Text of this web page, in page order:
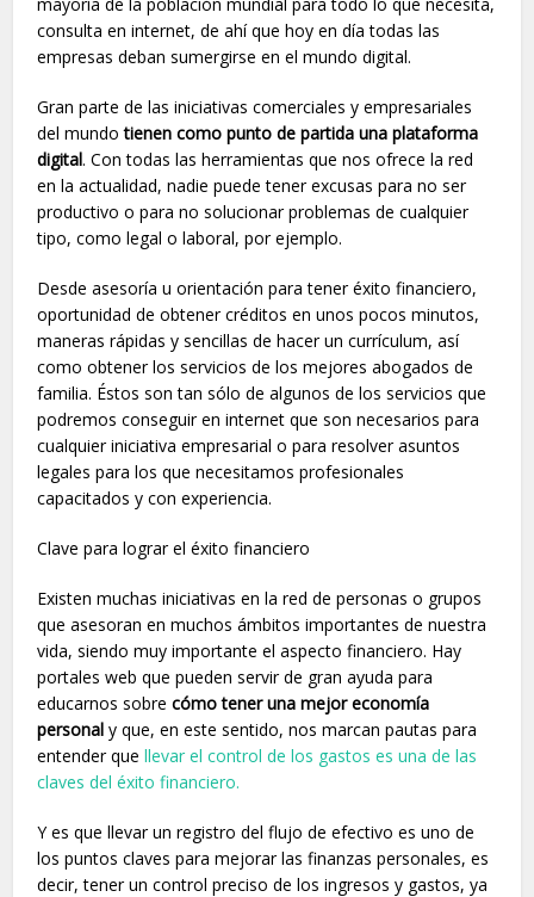
consulta en internet, de ahí que hoy en día todas las
empresas deban sumergirse en el mundo digital.
Gran parte de las iniciativas comerciales y empresariales
del mundotienen como punto de partida una plataforma
digital. Con todas las herramientas que nos ofrece la red
en la actualidad, nadie puede tener excusas para no ser
productivo o para no solucionar problemas de cualquier
tipo, como legal o laboral, por ejemplo.
Desde asesoría u orientación para tener éxito financiero,
oportunidad de obtener créditos en unos pocos minutos,
maneras rápidas y sencillas de hacer un currículum, así
como obtener los servicios de los mejores abogados de
familia. Éstos son tan sólo de algunos de los servicios que
podremos conseguir en internet que son necesarios para
cualquier iniciativa empresarial o para resolver asuntos
legales para los que necesitamos profesionales
capacitados y con experiencia.
Clave para lograr el éxito financiero
Existen muchas iniciativas en la red de personas o grupos
que asesoran en muchos ámbitos importantes de nuestra
vida, siendo muy importante el aspecto financiero. Hay
portales web que pueden servir de gran ayuda para
educarnos sobrecómo tener una mejor economía
personaly que, en este sentido, nos marcan pautas para
entender quellevar el control de los gastos es una de las
claves del éxito financiero.
Y es que llevar un registro del flujo de efectivo es uno de
los puntos claves para mejorar las finanzas personales, es
decir, tener un control preciso de los ingresos y gastos, ya